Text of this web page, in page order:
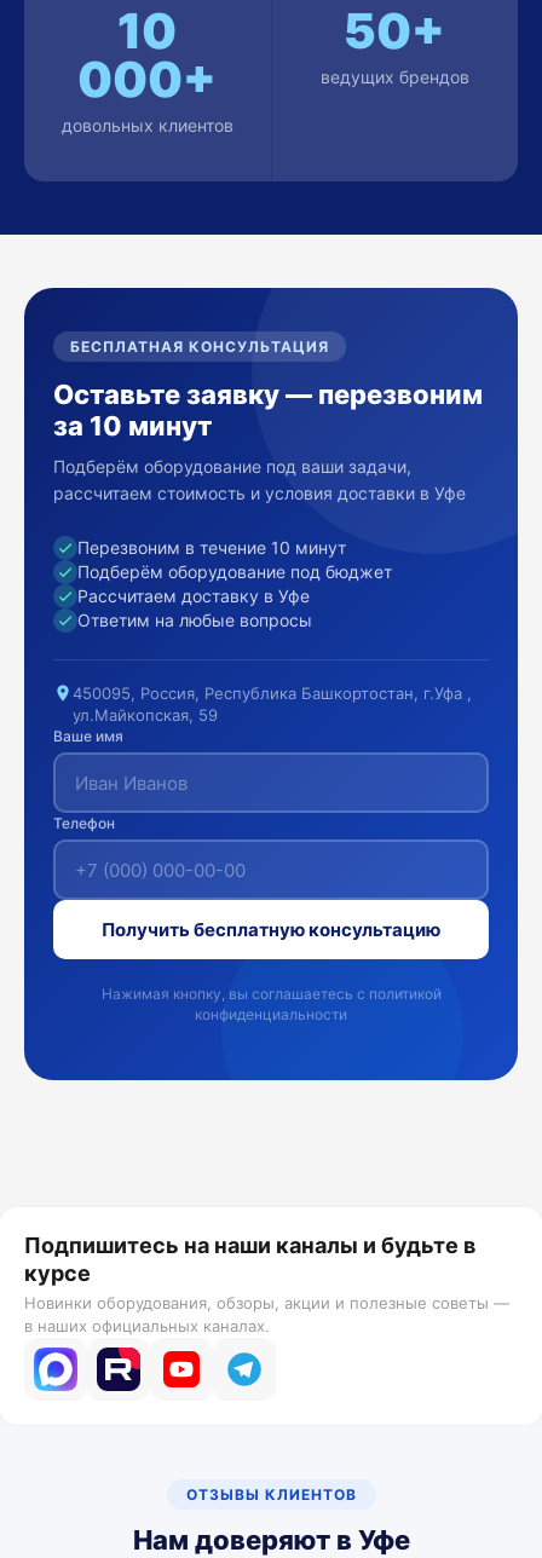
10
000+
довольных клиентов
50+
ведущих брендов
БЕСПЛАТНАЯ КОНСУЛЬТАЦИЯ
Оставьте заявку — перезвоним
за 10 минут
Подберём оборудование под ваши задачи,
рассчитаем стоимость и условия доставки в Уфе
Перезвоним в течение 10 минут
Подберём оборудование под бюджет
Рассчитаем доставку в Уфе
Ответим на любые вопросы
450095, Россия, Республика Башкортостан, г.Уфа ,
ул.Майкопская, 59
Ваше имя
Телефон
Получить бесплатную консультацию
Нажимая кнопку, вы соглашаетесь с политикой
конфиденциальности
Подпишитесь на наши каналы и будьте в
курсе
Новинки оборудования, обзоры, акции и полезные советы —
в наших официальных каналах.
ОТЗЫВЫ КЛИЕНТОВ
Нам доверяют в Уфе